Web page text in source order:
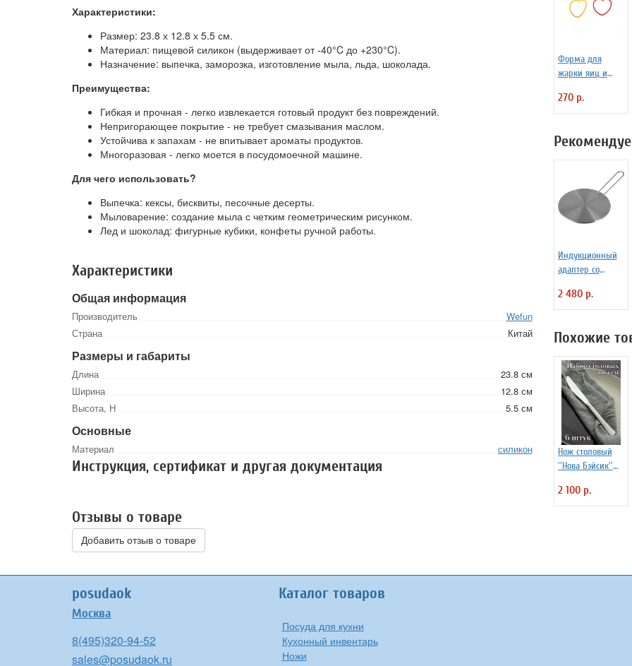
Характеристики:
Размер: 23.8 х 12.8 х 5.5 см.
Материал: пищевой силикон (выдерживает от -40°C до +230°C).
Назначение: выпечка, заморозка, изготовление мыла, льда, шоколада.
Преимущества:
Гибкая и прочная - легко извлекается готовый продукт без повреждений.
Непригорающее покрытие - не требует смазывания маслом.
Устойчива к запахам - не впитывает ароматы продуктов.
Многоразовая - легко моется в посудомоечной машине.
Для чего использовать?
Выпечка: кексы, бисквиты, песочные десерты.
Мыловарение: создание мыла с четким геометрическим рисунком.
Лед и шоколад: фигурные кубики, конфеты ручной работы.
Характеристики
Общая информация
Производитель
Wefun
Страна
Китай
Размеры и габариты
Длина
23.8 см
Ширина
12.8 см
Высота, Н
5.5 см
Основные
Материал силикон
Инструкция, сертификат и другая документация
Форма для
жарки яиц и
силиконовая
Любовь
270 р.
Индукционный
адаптер со
21 см ILSA
7050210
2 480 р.
Похожие
Нож столовый
''Нова Бэйсик''
2 100 р.
Отзывы о товаре
Добавить отзыв о товаре
posudaok
Москва
8(495)320-94-52
sales@posudaok.ru
Каталог товаров
Посуда для кухни
Кухонный инвентарь
Ножи